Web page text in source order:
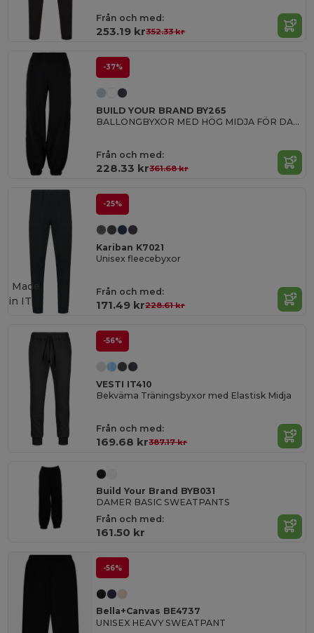
Från och med:
253.19 kr352.33 kr
-37%
BUILD YOUR BRAND BY265
BALLONGBYXOR MED HÖG MIDJA FÖR DAMER
Från och med:
228.33 kr361.68 kr
-25%
Kariban K7021
Unisex fleecebyxor
Från och med:
171.49 kr228.61 kr
Made
in IT
-56%
VESTI IT410
Bekväma Träningsbyxor med Elastisk Midja
Från och med:
169.68 kr387.17 kr
Build Your Brand BYB031
DAMER BASIC SWEATPANTS
Från och med:
161.50 kr
-56%
Bella+Canvas BE4737
UNISEX HEAVY SWEATPANT